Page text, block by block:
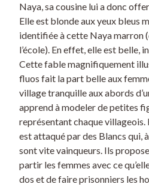
Naya, sa cousine lui a donc
Elle est blonde aux yeux bleus
identifiée à cette Naya marron
l’école). En effet, elle est belle,
Cette fable magnifiquement
fluos fait la part belle aux
village tranquille aux abords
apprend à modeler de petites
représentant chaque villageois.
est attaqué par des Blancs qui,
sont vite vainqueurs. Ils
partir les femmes avec ce
dos et de faire prisonniers les